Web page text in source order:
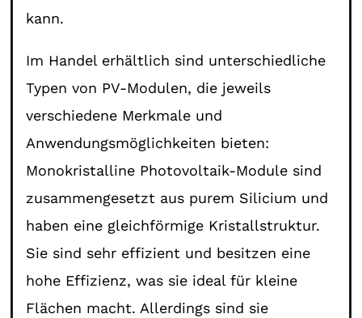
kann.
Im Handel erhältlich sind unterschiedliche
Typen von PV-Modulen, die jeweils
verschiedene Merkmale und
Anwendungsmöglichkeiten bieten:
Monokristalline Photovoltaik-Module sind
zusammengesetzt aus purem Silicium und
haben eine gleichförmige Kristallstruktur.
Sie sind sehr effizient und besitzen eine
hohe Effizienz, was sie ideal für kleine
Flächen macht. Allerdings sind sie